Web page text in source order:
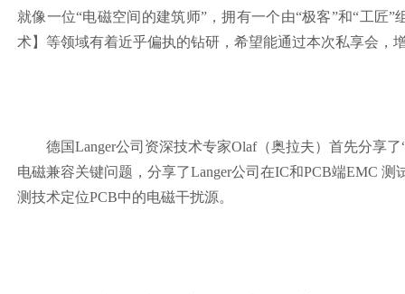
就像一位“电磁空间的建筑师”，拥有一个由“极客”和“工匠
术】等领域有着近乎偏执的钻研，希望能通过本次私享会，
德国Langer公司资深技术专家Olaf（奥拉夫）首先分享了
电磁兼容关键问题，分享了Langer公司在IC和PCB端EMC
测技术定位PCB中的电磁干扰源。